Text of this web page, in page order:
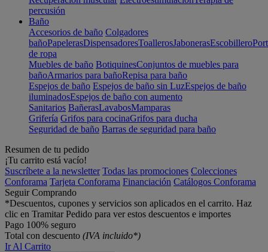
percusión
Baño
Accesorios de baño Colgadores
bañoPapelerasDispensadoresToallerosJabonerasEscobillero
de ropa
Muebles de baño BotiquinesConjuntos de muebles para
bañoArmarios para bañoRepisa para baño
Espejos de baño Espejos de baño sin LuzEspejos de baño
iluminadosEspejos de baño con aumento
Sanitarios BañerasLavabosMamparas
Grifería Grifos para cocinaGrifos para ducha
Seguridad de baño Barras de seguridad para baño
Resumen de tu pedido
¡Tu carrito está vacío!
Suscríbete a la newsletter Todas las promociones Colecciones
Conforama Tarjeta Conforama Financiación Catálogos Conforama
Seguir Comprando
*Descuentos, cupones y servicios son aplicados en el carrito. Haz
clic en Tramitar Pedido para ver estos descuentos e importes
Pago 100% seguro
Total con descuento (IVA incluido*)
Ir Al Carrito